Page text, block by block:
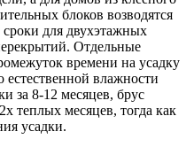
блоков возводятся
сроки для двухэтажных
Отдельные
времени на усадку
влажности
за 8-12 месяцев, брус
теплых месяцев, тогда как
усадки.